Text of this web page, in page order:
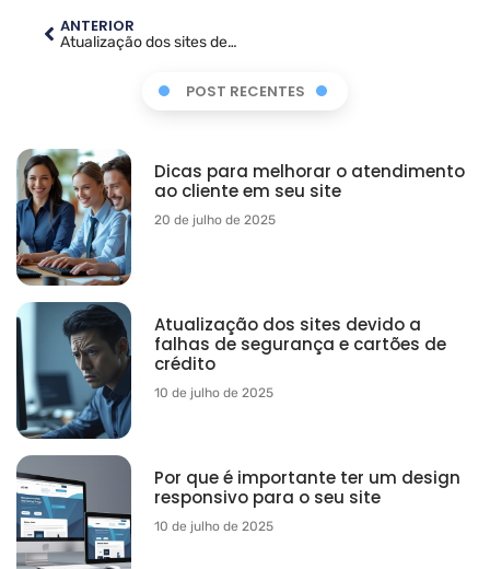
ANTERIOR
Atualização dos sites devido a falhas de segurança e cartões de crédito
POST RECENTES
Dicas para melhorar o atendimento
ao cliente em seu site
20 de julho de 2025
Atualização dos sites devido a
falhas de segurança e cartões de
crédito
10 de julho de 2025
Por que é importante ter um design
responsivo para o seu site
10 de julho de 2025